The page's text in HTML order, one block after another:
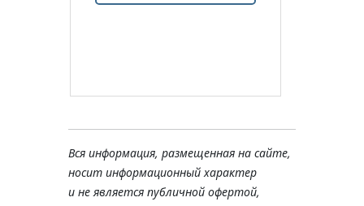
Вся информация, размещенная на сайте,
носит информационный характер
и не является публичной офертой,